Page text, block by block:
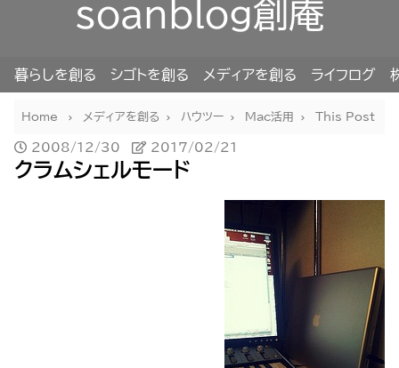
soanblog創庵
暮らしを創る シゴトを創る メディアを創る ライフログ
Home メディアを創る ハウツー Mac活用 This Post
2008/12/30 2017/02/21
クラムシェルモード